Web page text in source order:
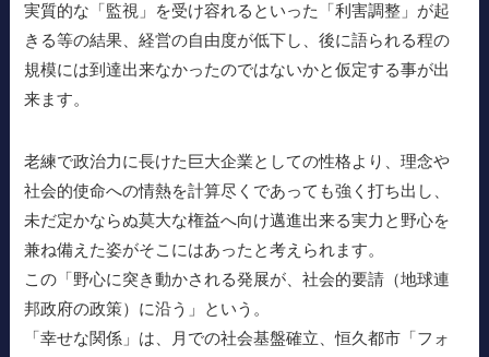
実質的な「監視」を受け容れるといった「利害調整」が起
きる等の結果、経営の自由度が低下し、後に語られる程の
規模には到達出来なかったのではないかと仮定する事が出
来ます。
老練で政治力に長けた巨大企業としての性格より、理念や
社会的使命への情熱を計算尽くであっても強く打ち出し、
未だ定かならぬ莫大な権益へ向け邁進出来る実力と野心を
兼ね備えた姿がそこにはあったと考えられます。
この「野心に突き動かされる発展が、社会的要請（地球連
邦政府の政策）に沿う」という。
「幸せな関係」は、月での社会基盤確立、恒久都市「フォ